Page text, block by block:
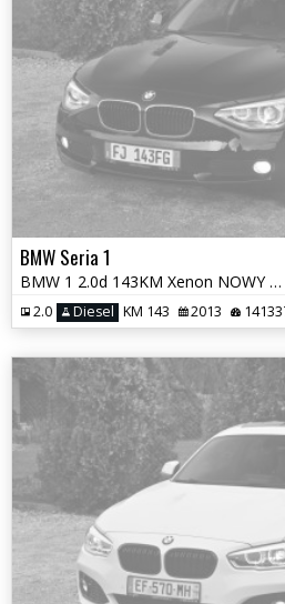
BMW Seria 1
BMW 1 2.0d 143KM Xenon NOWY ROZRZĄD Bezwypadkiwa Tylko 141 tys km!
2.0 Diesel KM 143 2013